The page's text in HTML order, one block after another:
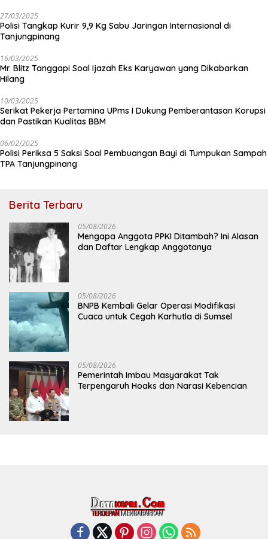
27/03/2025
Polisi Tangkap Kurir 9,9 Kg Sabu Jaringan Internasional di
Tanjungpinang
16/03/2025
Mr. Blitz Tanggapi Soal Ijazah Eks Karyawan yang Dikabarkan
Hilang
10/03/2025
Serikat Pekerja Pertamina UPms I Dukung Pemberantasan Korupsi
dan Pastikan Kualitas BBM
06/02/2025
Polisi Periksa 5 Saksi Soal Pembuangan Bayi di Tumpukan Sampah
TPA Tanjungpinang
Berita Terbaru
05/08/2026
Mengapa Anggota PPKI Ditambah? Ini Alasan
dan Daftar Lengkap Anggotanya
05/08/2026
BNPB Kembali Gelar Operasi Modifikasi
Cuaca untuk Cegah Karhutla di Sumsel
05/08/2026
Pemerintah Imbau Masyarakat Tak
Terpengaruh Hoaks dan Narasi Kebencian